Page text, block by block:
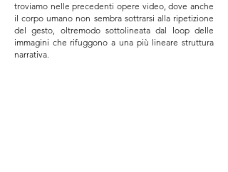
troviamo nelle precedenti opere video, dove anche
il corpo umano non sembra sottrarsi alla ripetizione
del gesto, oltremodo sottolineata dal loop delle
immagini che rifuggono a una più lineare struttura
narrativa.